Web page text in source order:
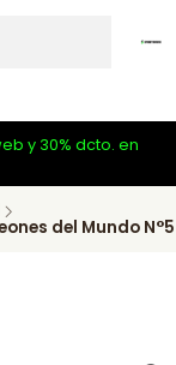
y 30% dcto. en
del Mundo N°5